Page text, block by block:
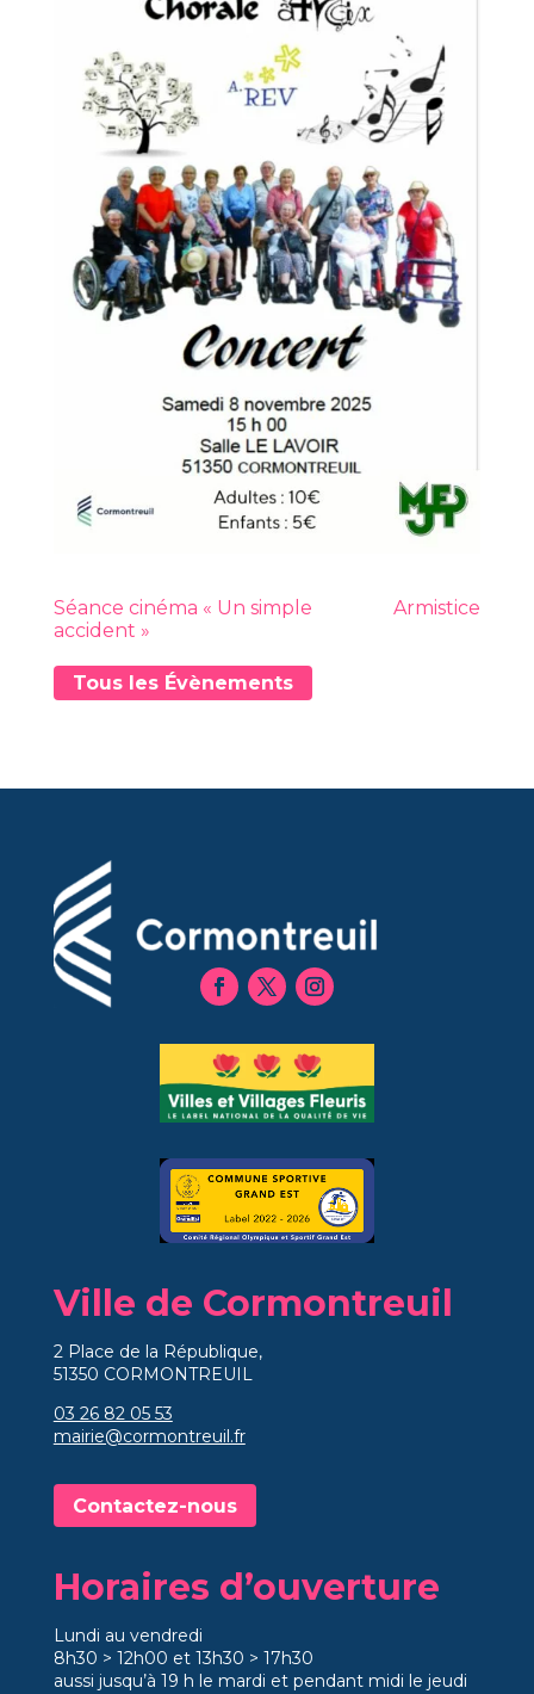
Séance cinéma « Un simple
accident »
Armistice
Tous les Évènements
Ville de Cormontreuil
2 Place de la République,
51350 CORMONTREUIL
03 26 82 05 53
mairie@cormontreuil.fr
Contactez-nous
Horaires d’ouverture
Lundi au vendredi
8h30 > 12h00 et 13h30 > 17h30
aussi jusqu’à 19 h le mardi et pendant midi le jeudi